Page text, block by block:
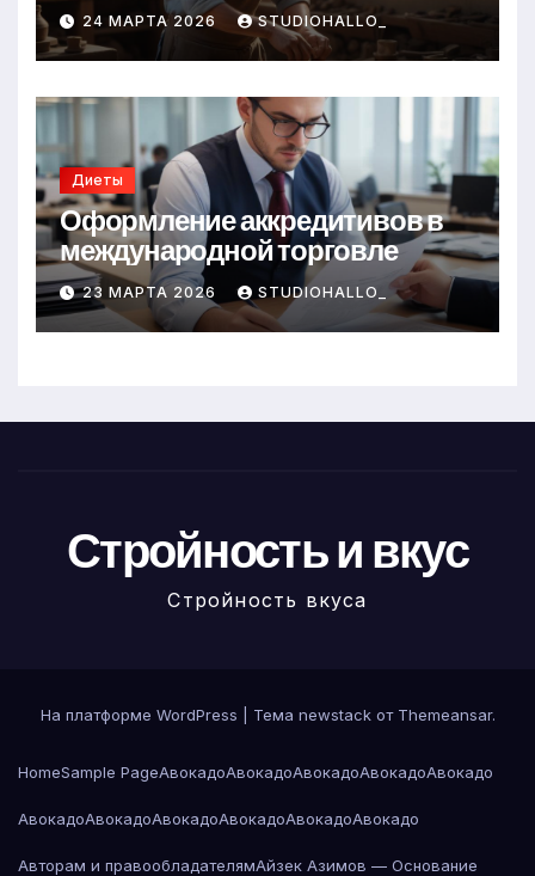
24 МАРТА 2026 STUDIOHALLO_
Диеты
Оформление аккредитивов в
международной торговле
23 МАРТА 2026 STUDIOHALLO_
Стройность и вкус
Стройность вкуса
На платформе WordPress Тема newstack от Themeansar.
HomeSample PageАвокадоАвокадоАвокадоАвокадоАвокадо
АвокадоАвокадоАвокадоАвокадоАвокадоАвокадо
Авторам и правообладателямАйзек Азимов — Основание